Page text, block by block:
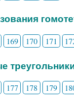
169 170 171
177 178 179